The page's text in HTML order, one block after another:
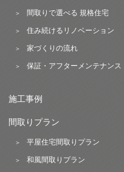
間取りで選べる 規格住宅
住み続けるリノベーション
家づくりの流れ
保証・アフターメンテナンス
施工事例
間取りプラン
平屋住宅間取りプラン
和風間取りプラン